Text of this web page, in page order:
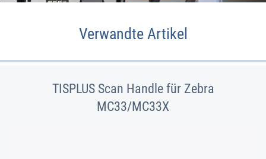
Verwandte Artikel
TISPLUS Scan Handle für Zebra
MC33/MC33X